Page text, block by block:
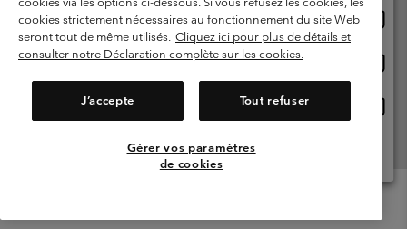
Conditions D'utilisation - Contenu généré par l'utilisateur
Impressum
Cookies
cookies strictement nécessaires au fonctionnement du site Web
seront tout de même utilisés. Cliquez ici pour plus de détails et
consulter notre Déclaration complète sur les cookies.
J’accepte Tout refuser
Gérer vos paramètres
de cookies
ligne
Belgium-English
ligne
Belgium-Français
ligne
Belgium-Dutch
Voir Tous Les Pays